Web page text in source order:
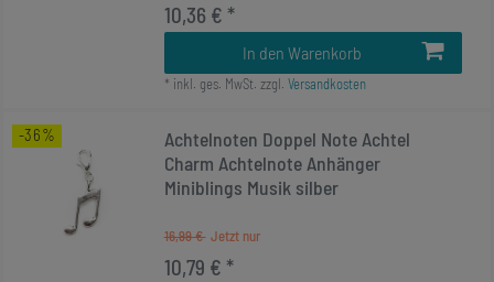
10,36 € *
In den Warenkorb
* inkl. ges. MwSt. zzgl. Versandkosten
-36%
Achtelnoten Doppel Note Achtel
Charm Achtelnote Anhänger
Miniblings Musik silber
16,99 €
10,79 € *